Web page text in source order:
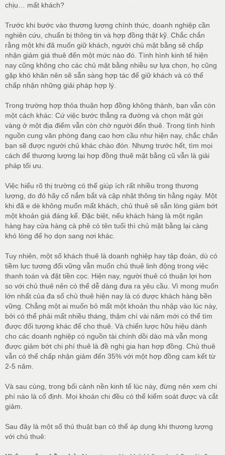
chịu… mất khách?
Trước khi bước vào thương lượng chính thức, doanh nghiệp cần
nghiên cứu, chuẩn bị thông tin và hợp đồng thật kỹ. Chắc chắn
rằng một khi đã muốn giữ khách, người chủ mặt bằng sẽ chấp
nhận giảm giá thuê đến một mức nào đó. Tình hình kinh tế hiện
nay cũng không cho các chủ mặt bằng nhiều sự lựa chọn, họ cũng
gặp khó khăn nên sẽ sẵn sàng hợp tác để giữ khách và có thể
chấp nhận những giải pháp hợp lý.
Trong trường hợp thỏa thuận hợp đồng không thành, bạn vẫn còn
một cách khác: Cứ việc bước thẳng ra đường và chọn mặt gửi
vàng ở một địa điểm vẫn còn chờ người đến thuê. Trong tình hình
nguồn cung văn phòng đang cao hơn cầu như hiện nay, chắc chắn
bạn sẽ được người chủ khác chào đón. Nhưng trước hết, tìm mọi
cách để thương lượng lại hợp đồng thuê mặt bằng cũ vẫn là giải
pháp tối ưu.
Việc hiểu rõ thị trường có thể giúp ích rất nhiều trong thương
lượng, do đó hãy cố nắm bắt và cập nhật thông tin hằng ngày. Một
khi đã e dè không muốn mất khách, chủ thuê sẽ sẵn lòng giảm bớt
một khoản giá đáng kể. Đặc biệt, nếu khách hàng là một ngân
hàng hay cửa hàng cà phê có tên tuổi thì chủ mặt bằng lại càng
khó lòng để họ dọn sang nơi khác.
Tuy nhiên, một số khách thuê là doanh nghiệp hay tập đoàn, dù có
tiềm lực tương đối vững vẫn muốn chủ thuê linh động trong việc
thanh toán và đặt tiền cọc. Hiện nay, người thuê có thuận lợi hơn
so với chủ thuê nên có thể dễ dàng đưa ra yêu cầu. Vì mong muốn
lớn nhất của đa số chủ thuê hiện nay là có được khách hàng bền
vững. Chẳng một ai muốn bỏ mất một khoản thu nhập vào lúc này,
bởi có thể phải mất nhiều tháng, thậm chí vài năm mới có thể tìm
được đối tượng khác để cho thuê. Và chiến lược hữu hiệu dành
cho các doanh nghiệp có nguồn tài chính dồi dào mà vẫn mong
được giảm bớt chi phí thuê là đề nghị gia hạn hợp đồng. Chủ thuê
vẫn có thể chấp nhận giảm đến 35% với một hợp đồng cam kết từ
2-5 năm.
Và sau cùng, trong bối cảnh nền kinh tế lúc này, đừng nên xem chi
phí nào là cố định. Mọi khoản chi đều có thể kiểm soát được và cắt
giảm.
Sau đây là một số thủ thuật bạn có thể áp dụng khi thương lượng
với chủ thuê: